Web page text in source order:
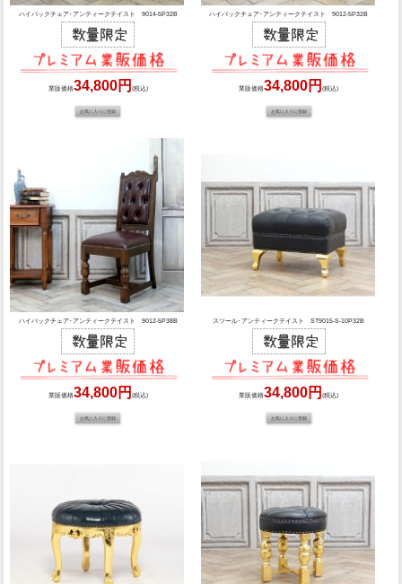
ハイバックチェア･アンティークテイスト 9014-5P32B
業販価格34,800円 (税込)
ハイバックチェア･アンティークテイスト 9012-5P32B
業販価格34,800円(税込)
ハイバックチェア･アンティークテイスト 9012-5P38B
業販価格34,800円 (税込)
スツール･アンティークテイスト ST9015-S-10P32B
業販価格34,800円(税込)